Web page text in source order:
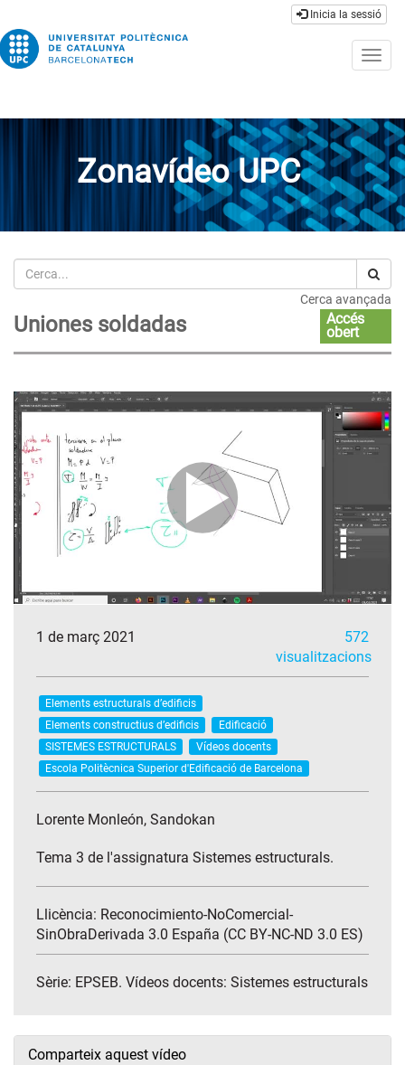
Inicia la sessió
Zonavídeo UPC
Cerca
Cerca avançada
Uniones soldadas
Accés
obert
1 de març 2021
572
visualitzacions
Elements estructurals d’edificis
Elements constructius d’edificis
Edificació
SISTEMES ESTRUCTURALS
Vídeos docents
Escola Politècnica Superior d'Edificació de Barcelona
Lorente Monleón, Sandokan
Tema 3 de l'assignatura Sistemes estructurals.
Llicència: Reconocimiento-NoComercial-
SinObraDerivada 3.0 España (CC BY-NC-ND 3.0 ES)
Sèrie: EPSEB. Vídeos docents: Sistemes estructurals
Comparteix aquest vídeo